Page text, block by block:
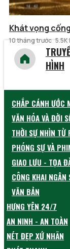
Khát vọng
10 tháng trước 5.5K
HÌNH
CHẮP CÁNH ƯỚC
VĂN HÓA VÀ ĐỜI
THỜI SỰ NHÌN TỪ
PHÓNG SỰ VÀ
GIAO LƯU - TỌA
CÔNG KHAI NGÂN
VĂN BẢN
HƯNG YÊN 24/7
AN NINH - AN TOÀN
NÉT ĐẸP XỨ NHÃN